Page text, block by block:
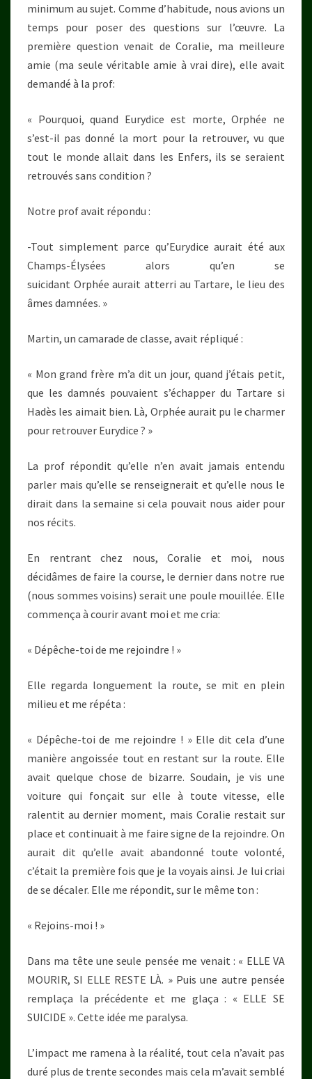
minimum au sujet. Comme d’habitude, nous avions un
temps pour poser des questions sur l’œuvre. La
première question venait de Coralie, ma meilleure
amie (ma seule véritable amie à vrai dire), elle avait
demandé à la prof:
« Pourquoi, quand Eurydice est morte, Orphée ne
s’est-il pas donné la mort pour la retrouver, vu que
tout le monde allait dans les Enfers, ils se seraient
retrouvés sans condition ?
Notre prof avait répondu :
-Tout simplement parce qu’Eurydice aurait été aux
Champs-Élysées alors qu’en se
suicidant Orphée aurait atterri au Tartare, le lieu des
âmes damnées. »
Martin, un camarade de classe, avait répliqué :
« Mon grand frère m’a dit un jour, quand j’étais petit,
que les damnés pouvaient s’échapper du Tartare si
Hadès les aimait bien. Là, Orphée aurait pu le charmer
pour retrouver Eurydice ? »
La prof répondit qu’elle n’en avait jamais entendu
parler mais qu’elle se renseignerait et qu’elle nous le
dirait dans la semaine si cela pouvait nous aider pour
nos récits.
En rentrant chez nous, Coralie et moi, nous
décidâmes de faire la course, le dernier dans notre rue
(nous sommes voisins) serait une poule mouillée. Elle
commença à courir avant moi et me cria:
« Dépêche-toi de me rejoindre ! »
Elle regarda longuement la route, se mit en plein
milieu et me répéta :
« Dépêche-toi de me rejoindre ! » Elle dit cela d’une
manière angoissée tout en restant sur la route. Elle
avait quelque chose de bizarre. Soudain, je vis une
voiture qui fonçait sur elle à toute vitesse, elle
ralentit au dernier moment, mais Coralie restait sur
place et continuait à me faire signe de la rejoindre. On
aurait dit qu’elle avait abandonné toute volonté,
c’était la première fois que je la voyais ainsi. Je lui criai
de se décaler. Elle me répondit, sur le même ton :
« Rejoins-moi ! »
Dans ma tête une seule pensée me venait : « ELLE VA
MOURIR, SI ELLE RESTE LÀ. » Puis une autre pensée
remplaça la précédente et me glaça : « ELLE SE
SUICIDE ». Cette idée me paralysa.
L’impact me ramena à la réalité, tout cela n’avait pas
duré plus de trente secondes mais cela m’avait semblé